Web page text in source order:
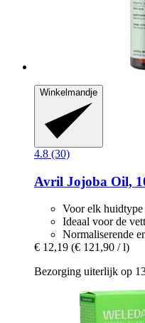
Winkelmandje
4.8 (30)
Avril Jojoba Oil,
Voor elk huidtype
Ideaal voor de
Normaliserende
€ 12,19 (€ 121,90 / l)
Bezorging uiterlijk op